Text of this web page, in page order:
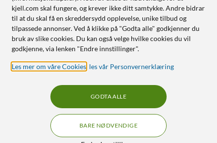
Handle fra:
Sverige
Norge
RÅD OG TILBEHØR TIL
kjell.com skal fungere, og krever ikke ditt samtykke. Andre bidrar
til at du skal få en skreddersydd opplevelse, unike tilbud og
tilpassede annonser. Ved å klikke på "Godta alle" godkjenner du
bruk av slike cookies. Du kan også velge hvilke cookies du vil
godkjenne, via lenken "Endre innstillinger".
Les mer om våre Cookies les vår Personvernerklæring
BARE NØDVENDIGE
GODTA ALLE